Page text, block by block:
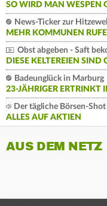
SO WIRD MAN WESPEN
News-Ticker zur
MEHR KOMMUNEN
Obst abgeben - Saft
DIESE KELTEREIEN SIND
Badeunglück in Marburg
23-JÄHRIGER ERTRINKT
Der tägliche Börsen-Shot
ALLES AUF AKTIEN
AUS DEM NETZ